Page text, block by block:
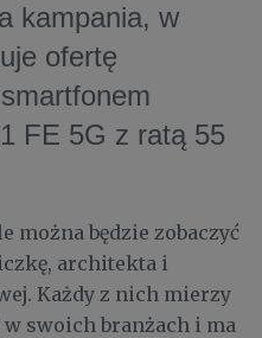
kampania, w
ofertę
FE 5G z ratą 55
można będzie zobaczyć
architekta i
Każdy z nich mierzy
swoich branżach i ma